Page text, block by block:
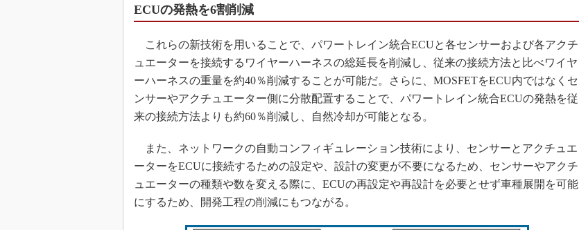
ECUの発熱を6割削減
これらの新技術を用いることで、パワートレイン統合ECUと各センサーおよび各アクチ
ュエーターを接続するワイヤーハーネスの総延長を削減し、従来の接続方法と比べワイヤ
ーハーネスの重量を約40％削減することが可能だ。さらに、MOSFETをECU内ではなくセ
ンサーやアクチュエーター側に分散配置することで、パワートレイン統合ECUの発熱を従
来の接続方法よりも約60％削減し、自然冷却が可能となる。
また、ネットワークの自動コンフィギュレーション技術により、センサーとアクチュエ
ーターをECUに接続するための設定や、設計の変更が不要になるため、センサーやアクチ
ュエーターの種類や数を変える際に、ECUの再設定や再設計を必要とせず車種展開を可能
にするため、開発工程の削減にもつながる。